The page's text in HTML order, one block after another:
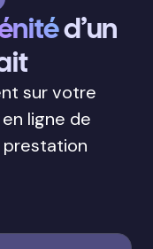
d’un
sur votre
ligne de